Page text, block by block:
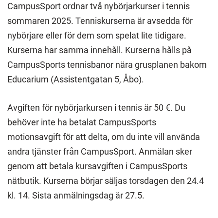
CampusSport ordnar två nybörjarkurser i tennis
sommaren 2025. Tenniskurserna är avsedda för
nybörjare eller för dem som spelat lite tidigare.
Kurserna har samma innehåll. Kurserna hålls på
CampusSports tennisbanor nära grusplanen bakom
Educarium (Assistentgatan 5, Åbo).
Avgiften för nybörjarkursen i tennis är 50 €. Du
behöver inte ha betalat CampusSports
motionsavgift för att delta, om du inte vill använda
andra tjänster från CampusSport. Anmälan sker
genom att betala kursavgiften i CampusSports
nätbutik. Kurserna börjar säljas torsdagen den 24.4
kl. 14. Sista anmälningsdag är 27.5.